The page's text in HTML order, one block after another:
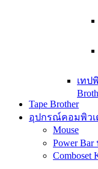
เทป
Tape Brother
อุปกรณ์คอมพิวเ
Mouse
Power
Comboset